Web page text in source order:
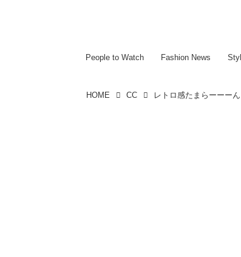
People to Watch Fashion News
HOME CC